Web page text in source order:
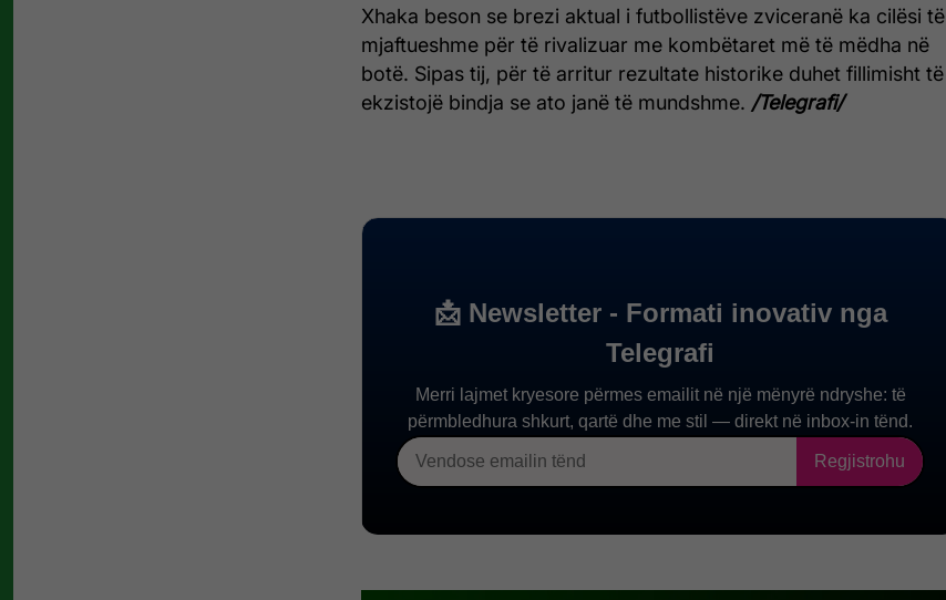
Xhaka beson se brezi aktual i futbollistëve zviceranë ka cilësi të
mjaftueshme për të rivalizuar me kombëtaret më të mëdha në
botë. Sipas tij, për të arritur rezultate historike duhet fillimisht të
ekzistojë bindja se ato janë të mundshme. /Telegrafi/